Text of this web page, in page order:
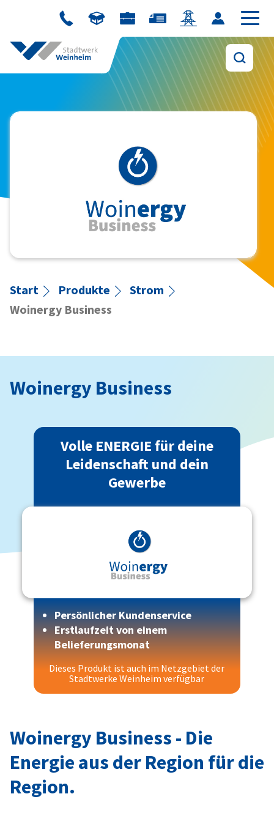
Start Produkte
Strom
Woinergy Business
Woinergy Business
Volle ENERGIE für deine
Leidenschaft und dein
Gewerbe
Persönlicher Kundenservice
Erstlaufzeit von einem
Belieferungsmonat
Dieses Produkt ist auch im Netzgebiet der
Stadtwerke Weinheim verfügbar
Woinergy Business - Die
Energie aus der Region für die
Region.